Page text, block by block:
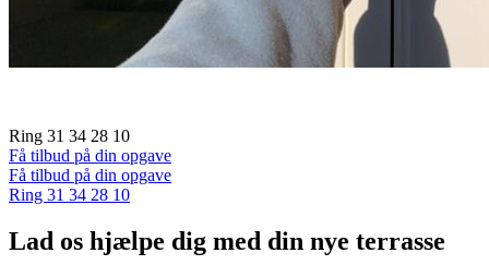
Ring 31 34 28 10
Få tilbud på din opgave
Få tilbud på din opgave
Ring 31 34 28 10
Lad os hjælpe dig med din nye terrasse